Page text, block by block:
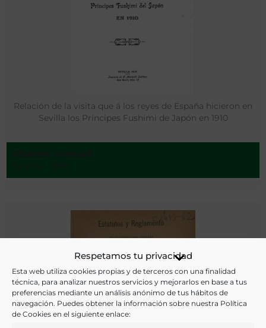
Respetamos tu privacidad
Esta web utiliza cookies propias y de terceros con una finalidad
técnica, para analizar nuestros servicios y mejorarlos en base a tus
preferencias mediante un análisis anónimo de tus hábitos de
navegación. Puedes obtener la información sobre nuestra Política
de Cookies en el siguiente enlace:
Relación de la visita que á los reyes de España hicieron en
Sevilla los Príncipes Fushimi de Japón en 1910